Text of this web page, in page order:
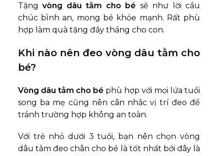
Tặng vòng dâu tằm cho bé sẽ như lời cầu
chúc bình an, mong bé khỏe mạnh. Rất phù
hợp làm quà tặng đầy tháng cho con.
Khi nào nên đeo vòng dâu tằm cho
bé?
Vòng dâu tằm cho bé phù hợp với mọi lứa tuổi
song ba mẹ cũng nên cân nhắc vị trí đeo để
tránh trường hợp không an toàn.
Với trẻ nhỏ dưới 3 tuổi, bạn nên chọn vòng
dâu tằm đeo chân cho bé là tốt nhất bởi đây là